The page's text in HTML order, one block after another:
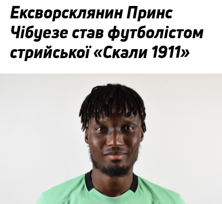
Ексворсклянин Принс
Чібуезе став футболістом
стрийської «Скали 1911»